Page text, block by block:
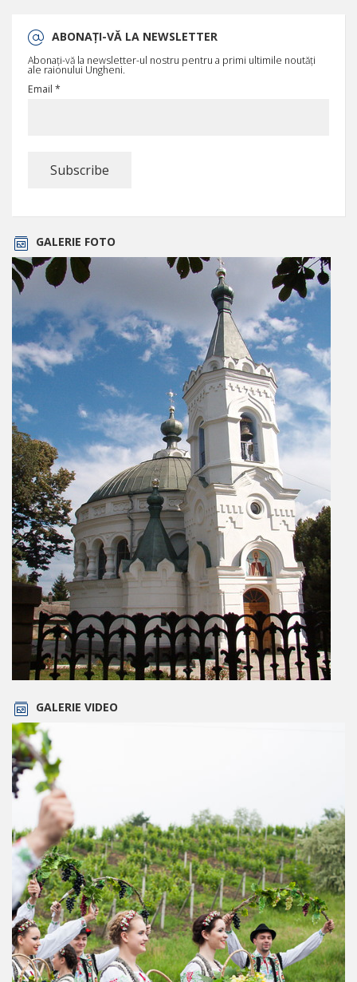
ABONAȚI-VĂ LA NEWSLETTER
Abonați-vă la newsletter-ul nostru pentru a primi ultimile noutăți
ale raionului Ungheni.
Email *
GALERIE FOTO
GALERIE VIDEO